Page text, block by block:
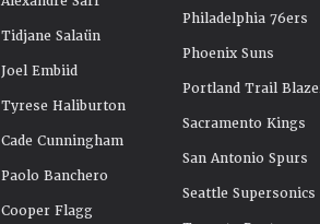
Tidjane Salaün
Joel Embiid
Tyrese Haliburton
Cade Cunningham
Paolo Banchero
Cooper Flagg
Philadelphia 76ers
Phoenix Suns
Portland Trail
Sacramento Kings
San Antonio Spurs
Seattle Supersonics